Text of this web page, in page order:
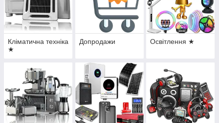
Кліматична техніка
★
Допродажи Освітлення ★